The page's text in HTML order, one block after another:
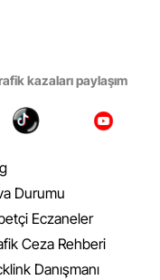
kazaları paylaşım
Durumu
Eczaneler
Ceza Rehberi
Danışmanı